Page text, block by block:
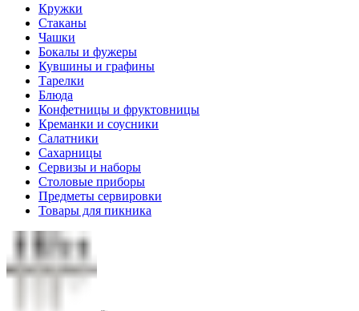
Кружки
Стаканы
Чашки
Бокалы и фужеры
Кувшины и графины
Тарелки
Блюда
Конфетницы и фруктовницы
Креманки и соусники
Салатники
Сахарницы
Сервизы и наборы
Столовые приборы
Предметы сервировки
Товары для пикника